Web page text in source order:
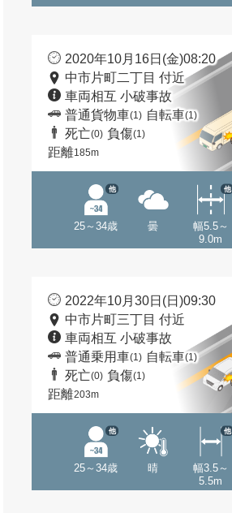
2020年10月16日(金)08:20
中市片町二丁目 付近
車両相互 小破事故
普通貨物車(1) 自転車(1)
死亡(0) 負傷(1)
距離185m
25～34歳
他
曇
幅5.5～
9.0m
他
2022年10月30日(日)09:30
中市片町三丁目 付近
車両相互 小破事故
普通乗用車(1) 自転車(1)
死亡(0) 負傷(1)
距離203m
25～34歳
他
晴
幅3.5～
5.5m
他